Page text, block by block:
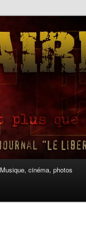
Musique, cinéma, photos